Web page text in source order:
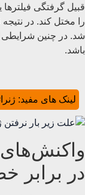
قبیل گرفتگی
را مختل کند. در
شد. در چنین شرایطی
باشد.
لینک های مفید:
واکنش‌های
در برابر